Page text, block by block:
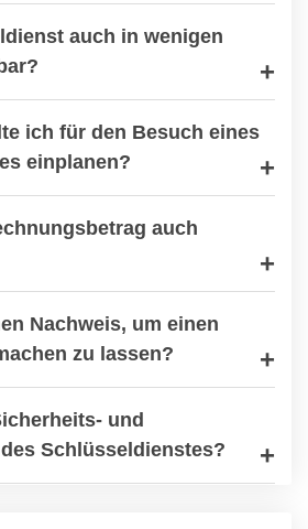
auch in wenigen
ich für den Besuch eines
einplanen?
auch
Nachweis, um einen
zu lassen?
und
Schlüsseldienstes?